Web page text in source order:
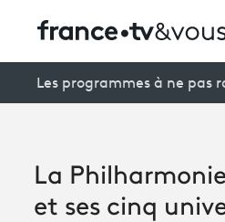
Creators
Les programmes à ne pas
La
et ses cinq